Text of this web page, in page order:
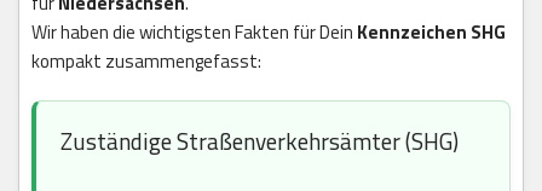
Wir haben die wichtigsten Fakten für Dein Kennzeichen SHG
kompakt zusammengefasst:
Zuständige Straßenverkehrsämter (SHG)